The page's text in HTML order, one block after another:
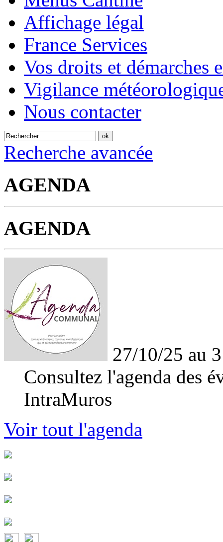
Affichage légal
France Services
Vos droits et démarches
Vigilance
Nous contacter
Recherche avancée
AGENDA
AGENDA
27/10/25 au
Consultez l'agenda des
IntraMuros
Voir tout l'agenda